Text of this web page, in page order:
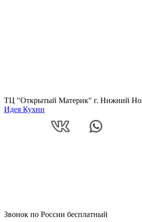
ТЦ "Открытый Материк" г. Нижний
Идея Кухни
Звонок по России бесплатный